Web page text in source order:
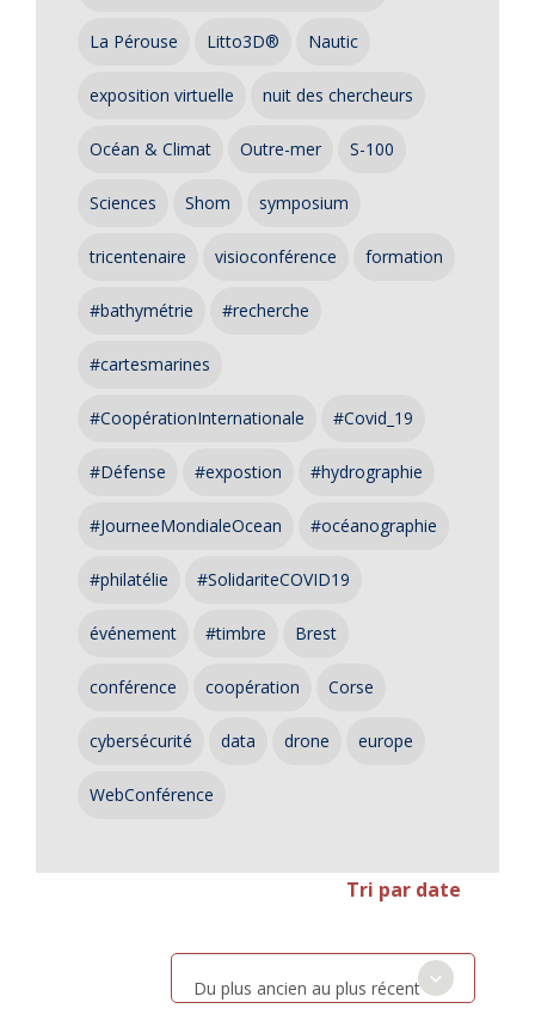
La Pérouse Litto3D® Nautic
exposition virtuelle nuit des chercheurs
Océan & Climat Outre-mer S-100
Sciences Shom symposium
tricentenaire visioconférence formation
#bathymétrie #recherche
#cartesmarines
#CoopérationInternationale #Covid_19
#Défense #expostion #hydrographie
#JourneeMondialeOcean #océanographie
#philatélie #SolidariteCOVID19
événement #timbre Brest
conférence coopération Corse
cybersécurité data drone europe
WebConférence
Tri par date
Du plus ancien au plus récent